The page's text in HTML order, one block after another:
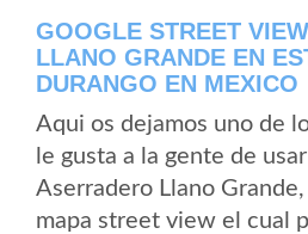
GOOGLE STREET
LLANO GRANDE EN
DURANGO EN MEXICO
Aqui os dejamos uno de
le gusta a la gente de
Aserradero Llano
mapa street view el cual